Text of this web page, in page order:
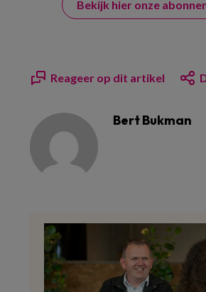
Bekijk hier onze
Reageer op dit artikel
Bert Bukman